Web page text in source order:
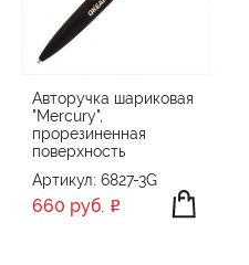
Авторучка шариковая
"Mercury",
прорезиненная
поверхность
Артикул: 6827-3G
660 руб.